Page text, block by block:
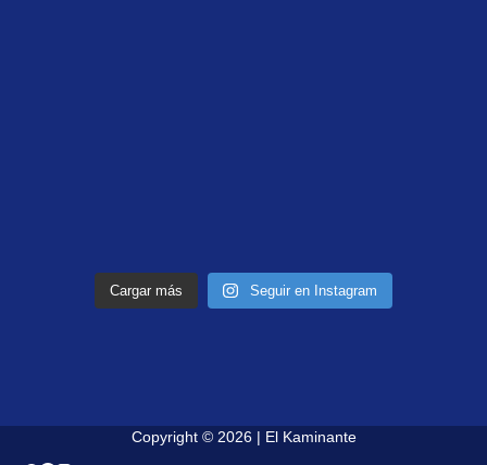
Cargar más Seguir en Instagram
Copyright © 2026 | El Kaminante